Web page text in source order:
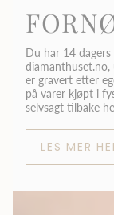
Du har 14
er gravert etter
på varer kjøpt i
selvsagt tilbake
LES MER